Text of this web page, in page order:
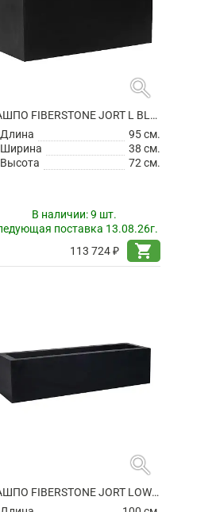
search
КАШПО FIBERSTONE JORT L BLACK
Длина
95 см.
Ширина
38 см.
Высота
72 см.
В наличии:9 шт.
поставка 13.08.26г.
113 724 ₽
shopping_cart
search
КАШПО FIBERSTONE JORT LOW S BLACK